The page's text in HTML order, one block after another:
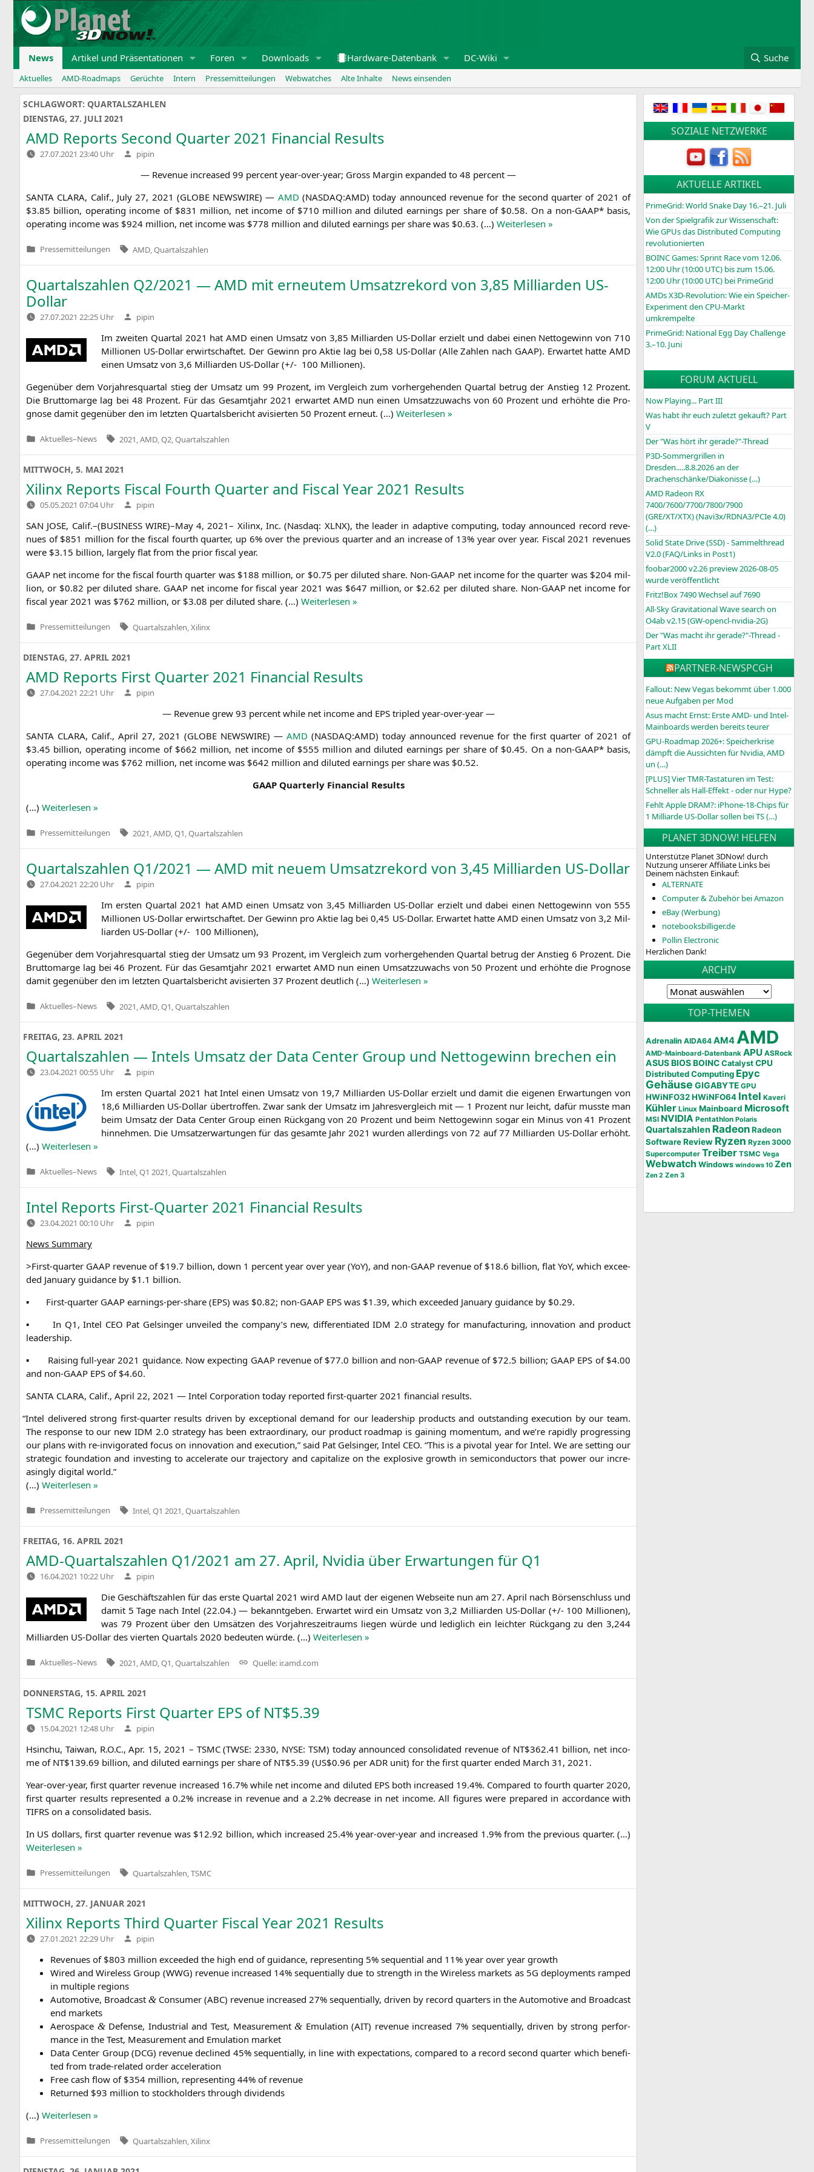
Zum
Inhalt
springen
News Artikel und Präsentationen Foren Downloads Hardware-Datenbank DC-Wiki Suche
Aktuelles AMD-Roadmaps Gerüchte Intern Pressemitteilungen Webwatches Alte Inhalte News einsenden
SCHLAGWORT: QUARTALSZAHLEN
DIENSTAG, 27. JULI 2021
AMD Reports Second Quarter 2021 Financial Results
27.07.2021 23:40 Uhr Verfasst
von
pipin
— Reve­nue increased 99 per­cent year-over-year; Gross Mar­gin expan­ded to 48 percent —
SANTA CLARA, Calif., July 27, 2021 (GLOBE NEWSWIRE) — AMD (NASDAQ:AMD) today announ­ced reve­nue for the second quar­ter of 2021 of
$3.85 bil­li­on, ope­ra­ting inco­me of $831 mil­li­on, net inco­me of $710 mil­li­on and diluted ear­nings per share of $0.58. On a non-GAAP* basis,
ope­ra­ting inco­me was $924 mil­li­on, net inco­me was $778 mil­li­on and diluted ear­nings per share was $0.63. (…) Wei­ter­le­sen »
Veröffentlicht
Pressemitteilungen Tags:
AMD Quartalszahlen
Quartalszahlen Q2/2021 — AMD mit erneutem Umsatzrekord von 3,85 Milliarden US-
Dollar
27.07.2021 22:25 Uhr Verfasst
von
pipin
Im zwei­ten Quar­tal 2021 hatAMD einen Umsatz von 3,85 Mil­li­ar­den US-Dol­lar erzielt und dabei einen Net­to­ge­winn von 710
Mil­lio­nen US-Dol­lar erwirt­schaf­tet. Der Gewinn pro Aktie lag bei 0,58 US-Dol­lar (Alle Zah­len nach GAAP). Erwar­tet hat­teAMD
einen Umsatz von 3,6 Mil­li­ar­den US-Dol­lar (+/- 100 Millionen).
Gegen­über dem Vor­jah­res­quar­tal stieg der Umsatz um 99 Pro­zent, im Ver­gleich zum vor­her­ge­hen­den Quar­tal betrug der Anstieg 12 Pro­zent.
Die Brut­to­mar­ge lag bei 48 Pro­zent. Für das Gesamt­jahr 2021 erwar­tetAMD nun einen Umsatz­zu­wachs von 60 Pro­zent und erhöh­te die Pro­
gno­se damit gegen­über den im letz­ten Quar­tals­be­richt avi­sier­ten 50 Pro­zent erneut. (…) Wei­ter­le­sen »
Veröffentlicht
Aktuelles–News Tags:
2021 AMD Q2 Quartalszahlen
MITTWOCH, 5. MAI 2021
Xilinx Reports Fiscal Fourth Quarter and Fiscal Year 2021 Results
05.05.2021 07:04 Uhr Verfasst
von
pipin
SAN JOSE, Calif.–(BUSINESS WIRE)–May 4, 2021– Xilinx, Inc. (Nasdaq: XLNX), the lea­der in adap­ti­ve com­pu­ting, today announ­ced record reve­
nues of $851 mil­li­on for the fis­cal fourth quar­ter, up 6% over the pre­vious quar­ter and an increase of 13% year over year. Fis­cal 2021 reve­nues
were $3.15 bil­li­on, lar­ge­ly flat from the pri­or fis­cal year.
GAAP net inco­me for the fis­cal fourth quar­ter was $188 mil­li­on, or $0.75 per diluted share. Non-GAAP net inco­me for the quar­ter was $204 mil­
li­on, or $0.82 per diluted share. GAAP net inco­me for fis­cal year 2021 was $647 mil­li­on, or $2.62 per diluted share. Non-GAAP net inco­me for
fis­cal year 2021 was $762 mil­li­on, or $3.08 per diluted share. (…) Wei­ter­le­sen »
Veröffentlicht
Pressemitteilungen Tags:
Quartalszahlen Xilinx
DIENSTAG, 27. APRIL 2021
AMD Reports First Quarter 2021 Financial Results
27.04.2021 22:21 Uhr Verfasst
von
pipin
— Reve­nue grew 93 per­cent while net inco­me and EPStri­pled year-over-year —
SANTA CLARA, Calif., April 27, 2021 (GLOBE NEWSWIRE) — AMD (NASDAQ:AMD) today announ­ced reve­nue for the first quar­ter of 2021 of
$3.45 bil­li­on, ope­ra­ting inco­me of $662 mil­li­on, net inco­me of $555 mil­li­on and diluted ear­nings per share of $0.45. On a non-GAAP* basis,
ope­ra­ting inco­me was $762 mil­li­on, net inco­me was $642 mil­li­on and diluted ear­nings per share was $0.52.
GAAPQuar­ter­ly Finan­cial Results
(…) Wei­ter­le­sen »
Veröffentlicht
Pressemitteilungen Tags:
2021 AMD Q1 Quartalszahlen
Quartalszahlen Q1/2021 — AMD mit neuem Umsatzrekord von 3,45 Milliarden US-Dollar
27.04.2021 22:20 Uhr Verfasst
von
pipin
Im ers­ten Quar­tal 2021 hat AMD einen Umsatz von 3,45 Mil­li­ar­den US-Dol­lar erzielt und dabei einen Net­to­ge­winn von 555
Mil­lio­nen US-Dol­lar erwirt­schaf­tet. Der Gewinn pro Aktie lag bei 0,45 US-Dol­lar. Erwar­tet hat­te AMD einen Umsatz von 3,2 Mil­
li­ar­den US-Dol­lar (+/- 100 Millionen),
Gegen­über dem Vor­jah­res­quar­tal stieg der Umsatz um 93 Pro­zent, im Ver­gleich zum vor­her­ge­hen­den Quar­tal betrug der Anstieg 6 Pro­zent. Die
Brut­to­mar­ge lag bei 46 Pro­zent. Für das Gesamt­jahr 2021 erwar­tet AMD nun einen Umsatz­zu­wachs von 50 Pro­zent und erhöh­te die Pro­gno­se
damit gegen­über den im letz­ten Quar­tals­be­richt avi­sier­ten 37 Pro­zent deut­lich (…) Wei­ter­le­sen »
Veröffentlicht
Aktuelles–News Tags:
2021 AMD Q1 Quartalszahlen
FREITAG, 23. APRIL 2021
Quartalszahlen — Intels Umsatz der Data Center Group und Nettogewinn brechen ein
23.04.2021 00:55 Uhr Verfasst
von
pipin
Im ers­ten Quar­tal 2021 hat Intel einen Umsatz von 19,7 Mil­li­ar­den US-Dol­lar erzielt und damit die eige­nen Erwar­tun­gen von
18,6 Mil­li­ar­den US-Dol­lar über­trof­fen. Zwar sank der Umsatz im Jah­res­ver­gleich mit — 1 Pro­zent nur leicht, dafür muss­te man
beim Umsatz der Data Cen­ter Group einen Rück­gang von 20 Pro­zent und beim Net­to­ge­winn sogar ein Minus von 41 Pro­zent
hin­neh­men. Die Umsatz­er­war­tun­gen für das gesam­te Jahr 2021 wur­den aller­dings von 72 auf 77 Mil­li­ar­den US-Dol­lar erhöht.
(…) Wei­ter­le­sen »
Veröffentlicht
Aktuelles–News Tags:
Intel Q1 2021 Quartalszahlen
Intel Reports First-Quarter 2021 Financial Results
23.04.2021 00:10 Uhr Verfasst
von
pipin
News Sum­ma­ry
>First-quar­ter GAAP reve­nue of $19.7 bil­li­on, down 1 per­cent year over year (YoY), and non-GAAP reve­nue of $18.6 bil­li­on, flat YoY, which excee­
ded Janu­ary gui­dance by $1.1 billion.
▪ First-quar­ter GAAP ear­nings-per-share (EPS) was $0.82; non-GAAP EPS was $1.39, which excee­ded Janu­ary gui­dance by $0.29.
▪In Q1 , Intel CEO Pat Gel­sin­ger unvei­led the company’s new, dif­fe­ren­tia­tedIDM 2.0 stra­tegy for manu­fac­tu­ring, inno­va­ti­on and pro­duct
leadership.
▪ Rai­sing full-year 2021 gui­dance. Now expec­ting GAAPreve­nue of $77.0 bil­li­on and non-GAAP reve­nue of $72.5 bil­li­on; GAAP EPS of $4.00
and non-GAAP EPS of $4.60.
1
SANTA CLARA, Calif., April 22, 2021 — Intel Cor­po­ra­ti­on today repor­ted first-quar­ter 2021 finan­cial results.
“Intel deli­ver­ed strong first-quar­ter results dri­ven by excep­tio­nal demand for our lea­der­ship pro­ducts and out­stan­ding exe­cu­ti­on by our team.
The respon­se to our new IDM 2.0 stra­tegy has been extra­or­di­na­ry, our pro­duct road­map is gai­ning momen­tum, and we’re rapidly pro­gres­sing
our plans with re-invi­go­ra­ted focus on inno­va­ti­on and exe­cu­ti­on,” said Pat Gel­sin­ger, Intel CEO. “This is a pivo­tal year for Intel. We are set­ting our
stra­te­gic foun­da­ti­on and inves­t­ing to acce­le­ra­te our tra­jec­to­ry and capi­ta­li­ze on the explo­si­ve growth in semi­con­duc­tors that power our incre­
asing­ly digi­tal world.”
(…) Wei­ter­le­sen »
Veröffentlicht
Pressemitteilungen Tags:
Intel Q1 2021 Quartalszahlen
FREITAG, 16. APRIL 2021
AMD-Quartalszahlen Q1/2021 am 27. April, Nvidia über Erwartungen für Q1
16.04.2021 10:22 Uhr Verfasst
von
pipin
Die Geschäfts­zah­len für das ers­te Quar­tal 2021 wirdAMD laut der eige­nen Web­sei­te nun am 27. April nach Bör­sen­schluss und
damit 5 Tage nach Intel (22.04.) — bekannt­ge­ben. Erwar­tet wird ein Umsatz von 3,2 Mil­li­ar­den US-Dol­lar (+/- 100 Mil­lio­nen),
was 79 Pro­zent über den Umsät­zen des Vor­jah­res­zeit­raums lie­gen wür­de und ledig­lich ein leich­ter Rück­gang zu den 3,244
Mil­li­ar­den US-Dol­lar des vier­ten Quar­tals 2020 bedeu­ten wür­de. (…) Wei­ter­le­sen »
Veröffentlicht
Aktuelles–News Tags:
2021 AMD Q1 Quartalszahlen Quelle: ir.amd.com
DONNERSTAG, 15. APRIL 2021
TSMC Reports First Quarter EPS ofNT$5.39
15.04.2021 12:48 Uhr Verfasst
von
pipin
Hsin­chu, Tai­wan, R.O.C., Apr. 15, 2021 – TSMC(TWSE: 2330, NYSE: TSM) today announ­ced con­so­li­da­ted reve­nue of NT$362.41 bil­li­on, net inco­
me of NT$139.69 bil­li­on, and diluted ear­nings per share of NT$5.39 (US$0.96 per ADR unit) for the first quar­ter ended March 31, 2021.
Year-over-year, first quar­ter reve­nue increased 16.7% while net inco­me and diluted EPSboth increased 19.4%. Com­pared to fourth quar­ter 2020,
first quar­ter results repre­sen­ted a 0.2% increase in reve­nue and a 2.2% decrease in net inco­me. All figu­res were pre­pared in accordance with
TIFRS on a con­so­li­da­ted basis.
In US dol­lars, first quar­ter reve­nue was $12.92 bil­li­on, which increased 25.4% year-over-year and increased 1.9% from the pre­vious quar­ter. (…)
Wei­ter­le­sen »
Veröffentlicht
Pressemitteilungen Tags:
Quartalszahlen TSMC
MITTWOCH, 27. JANUAR 2021
Xilinx Reports Third Quarter Fiscal Year 2021 Results
27.01.2021 22:29 Uhr Verfasst
von
pipin
Reve­nues of $803 mil­li­on excee­ded the high end of gui­dance, repre­sen­ting 5% sequen­ti­al and 11% year over year growth
Wired and Wire­less Group (WWG) reve­nue increased 14% sequen­ti­al­ly due to strength in the Wire­less mar­kets as 5G deploy­ments ram­ped
in mul­ti­ple regions
Auto­mo­ti­ve, Broad­cast & Con­su­mer (ABC) reve­nue increased 27% sequen­ti­al­ly, dri­ven by record quar­ters in the Auto­mo­ti­ve and Broad­cast
end markets
Aero­space &Defen­se, Indus­tri­al and Test, Mea­su­re­ment& Emu­la­ti­on (AIT) reve­nue increased 7% sequen­ti­al­ly, dri­ven by strong per­for­
mance in the Test, Mea­su­re­ment and Emu­la­ti­on market
Data Cen­ter Group (DCG) reve­nue decli­ned 45% sequen­ti­al­ly, in line with expec­ta­ti­ons, com­pared to a record second quar­ter which bene­fi­
ted from trade-rela­ted order acceleration
Free cash flow of $354 mil­li­on, repre­sen­ting 44% of revenue
Retur­ned $93 mil­li­on to stock­hol­ders through dividends
(…) Wei­ter­le­sen »
Veröffentlicht
Pressemitteilungen Tags:
Quartalszahlen Xilinx
SOZIALE NETZWERKE
AKTUELLE ARTIKEL
PrimeGrid: World Snake Day 16.–21. Juli
Von der Spielgrafik zur Wissenschaft:
Wie GPUs das Distributed Computing
revolutionierten
BOINCGames: Sprint Race vom 12.06.
12:00 Uhr (10:00 UTC) bis zum 15.06.
12:00 Uhr (10:00 UTC) bei PrimeGrid
AMDs X3D-Revolution: Wie ein Speicher-
Experiment den CPU-Markt
umkrempelte
PrimeGrid: National Egg Day Challenge
3.–10. Juni
FORUM AKTUELL
Now Playing... Part III
Was habt ihr euch zuletzt gekauft? Part
V
Der "Was hört ihr gerade?"-Thread
P3D-Sommergrillen in
Dresden.....8.8.2026 an der
Drachenschänke/Diakonisse (…)
AMD Radeon RX
7400/7600/7700/7800/7900
(GRE/XT/XTX) (Navi3x/RDNA3/PCIe 4.0)
(…)
Solid State Drive (SSD) - Sammelthread
V2.0 (FAQ/Links in Post1)
foobar2000 v2.26 preview 2026-08-05
wurde veröffentlicht
Fritz!Box 7490 Wechsel auf 7690
All-Sky Gravitational Wave search on
O4ab v2.15 (GW-opencl-nvidia-2G)
Der "Was macht ihr gerade?"-Thread -
Part XLII
PARTNER-NEWSPCGH
Fallout: New Vegas bekommt über 1.000
neue Aufgaben per Mod
Asus macht Ernst: Erste AMD- und Intel-
Mainboards werden bereits teurer
GPU-Roadmap 2026+: Speicherkrise
dämpft die Aussichten für Nvidia, AMD
un (…)
[PLUS] Vier TMR-Tastaturen im Test:
Schneller als Hall-Effekt - oder nur Hype?
Fehlt Apple DRAM?: iPhone-18-Chips für
1 Milliarde US-Dollar sollen bei TS (…)
PLANET 3DNOW! HELFEN
Unterstütze Planet 3DNow! durch
Nutzung unserer Affiliate Links bei
Deinem nächsten Einkauf:
ALTERNATE
Computer & Zubehör bei Amazon
eBay (Werbung)
notebooksbilliger.de
Pollin Electronic
Herzlichen Dank!
ARCHIV
TOP-THEMEN
Adrenalin AIDA64 AM4AMD
AMD-Mainboard-Datenbank APU ASRock
ASUSBIOSBOINC Catalyst CPU
Distributed Computing Epyc
Gehäuse GIGABYTE GPU
HWiNFO32HWiNFO64 Intel Kaveri
Kühler Linux Mainboard Microsoft
MSI NVIDIA Pentathlon Polaris
Quartalszahlen RadeonRadeon
SoftwareReview Ryzen Ryzen 3000
Supercomputer Treiber TSMC Vega
Webwatch Windows windows 10 Zen
Zen 2 Zen 3